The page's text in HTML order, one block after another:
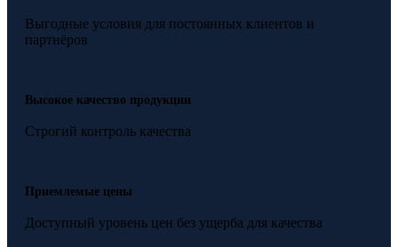
Выгодные условия для постоянных клиентов и
партнёров
Высокое качество продукции
Строгий контроль качества
Приемлемые цены
Доступный уровень цен без ущерба для качества